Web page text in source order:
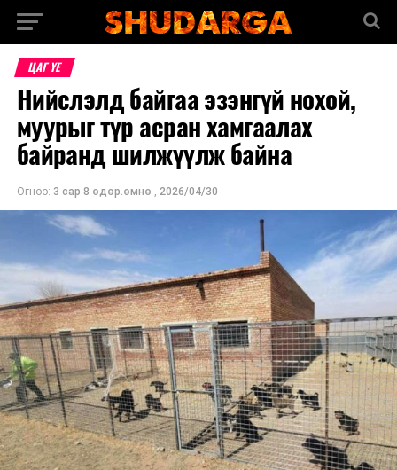
ЦАГ ҮЕ
Нийслэлд байгаа эзэнгүй нохой,
муурыг түр асран хамгаалах
байранд шилжүүлж байна
Огноо: 3 сар 8 өдөр.өмнө , 2026/04/30